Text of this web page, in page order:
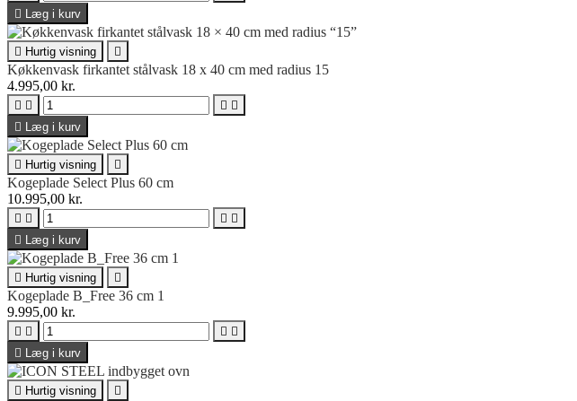
 Læg i kurv
 Hurtig visning 
Køkkenvask firkantet stålvask 18 x 40 cm med radius 15
4.995,00 kr.
   
 Læg i kurv
 Hurtig visning 
Kogeplade Select Plus 60 cm
10.995,00 kr.
   
 Læg i kurv
 Hurtig visning 
Kogeplade B_Free 36 cm 1
9.995,00 kr.
   
 Læg i kurv
 Hurtig visning 